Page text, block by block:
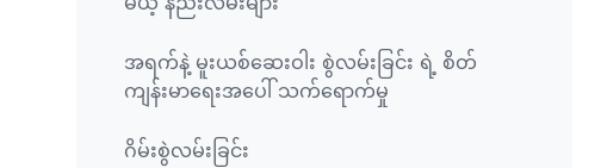
အရက်နဲ့ မူးယစ်ဆေးဝါး စွဲလမ်းခြင်း ရဲ့ စိတ်
ကျန်းမာရေးအပေါ် သက်ရောက်မှု
ဂိမ်းစွဲလမ်းခြင်း